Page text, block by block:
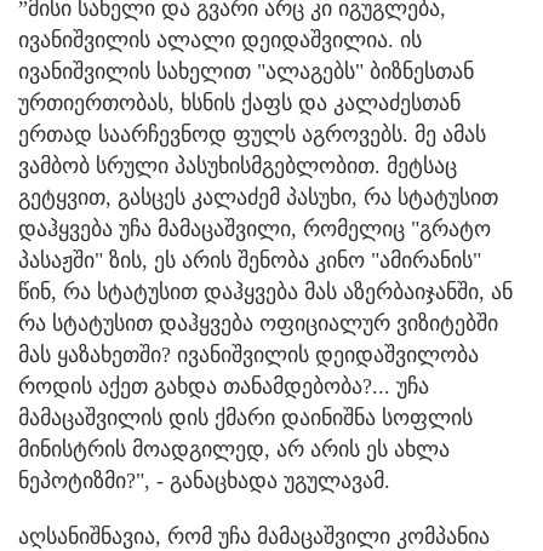
”მისი სახელი და გვარი არც კი იგუგლება,
ივანიშვილის ალალი დეიდაშვილია. ის
ივანიშვილის სახელით "ალაგებს" ბიზნესთან
ურთიერთობას, ხსნის ქაფს და კალაძესთან
ერთად საარჩევნოდ ფულს აგროვებს. მე ამას
ვამბობ სრული პასუხისმგებლობით. მეტსაც
გეტყვით, გასცეს კალაძემ პასუხი, რა სტატუსით
დაჰყვება უჩა მამაცაშვილი, რომელიც "გრატო
პასაჟში" ზის, ეს არის შენობა კინო "ამირანის"
წინ, რა სტატუსით დაჰყვება მას აზერბაიჯანში, ან
რა სტატუსით დაჰყვება ოფიციალურ ვიზიტებში
მას ყაზახეთში? ივანიშვილის დეიდაშვილობა
როდის აქეთ გახდა თანამდებობა?... უჩა
მამაცაშვილის დის ქმარი დაინიშნა სოფლის
მინისტრის მოადგილედ, არ არის ეს ახლა
ნეპოტიზმი?", - განაცხადა უგულავამ.
აღსანიშნავია, რომ უჩა მამაცაშვილი კომპანია